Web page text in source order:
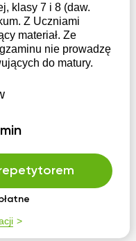
klasy 7 i 8 (daw.
Z Uczniami
materiał. Ze
nie prowadzę
do matury.